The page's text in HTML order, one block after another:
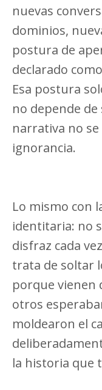
nuevas
dominios,
postura de
declarado
Esa postura
no depende de
narrativa no
ignorancia.
Lo mismo con
identitaria: no
disfraz cada
trata de soltar
porque vienen
otros
moldearon el
la historia que